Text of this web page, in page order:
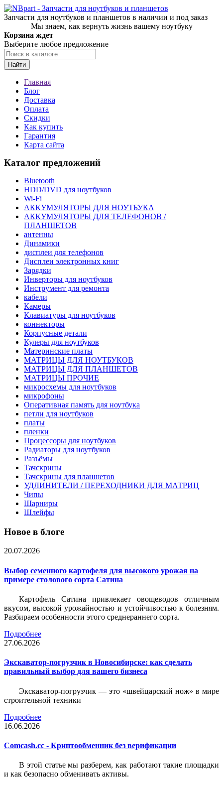
Запчасти для ноутбуков и планшетов в наличии и под заказ
Мы знаем, как вернуть жизнь вашему ноутбуку
Корзина ждет
Выберите любое предложение
Найти
Главная
Блог
Доставка
Оплата
Скидки
Как купить
Гарантия
Карта сайта
Каталог предложений
Bluetooth
HDD/DVD для ноутбуков
Wi-Fi
АККУМУЛЯТОРЫ ДЛЯ НОУТБУКА
АККУМУЛЯТОРЫ ДЛЯ ТЕЛЕФОНОВ /
ПЛАНШЕТОВ
антенны
Динамики
дисплеи для телефонов
Дисплеи электронных книг
Зарядки
Инверторы для ноутбуков
Инструмент для ремонта
кабели
Камеры
Клавиатуры для ноутбуков
коннекторы
Корпусные детали
Кулеры для ноутбуков
Материнские платы
МАТРИЦЫ ДЛЯ НОУТБУКОВ
МАТРИЦЫ ДЛЯ ПЛАНШЕТОВ
МАТРИЦЫ ПРОЧИЕ
микросхемы для ноутбуков
микрофоны
Оперативная память для ноутбука
петли для ноутбуков
платы
пленки
Процессоры для ноутбуков
Радиаторы для ноутбуков
Разъёмы
Тачскрины
Тачскрины для планшетов
УДЛИНИТЕЛИ / ПЕРЕХОДНИКИ ДЛЯ МАТРИЦ
Чипы
Шарниры
Шлейфы
Новое в блоге
20.07.2026
Выбор семенного картофеля для высокого урожая на
примере столового сорта Сатина
Картофель Сатина привлекает овощеводов отличным
вкусом, высокой урожайностью и устойчивостью к болезням.
Разбираем особенности этого среднераннего сорта.
Подробнее
27.06.2026
Экскаватор-погрузчик в Новосибирске: как сделать
правильный выбор для вашего бизнеса
Экскаватор-погрузчик — это «швейцарский нож» в мире
строительной техники
Подробнее
16.06.2026
Comcash.cc - Криптообменник без верификации
В этой статье мы разберем, как работают такие площадки
и как безопасно обменивать активы.